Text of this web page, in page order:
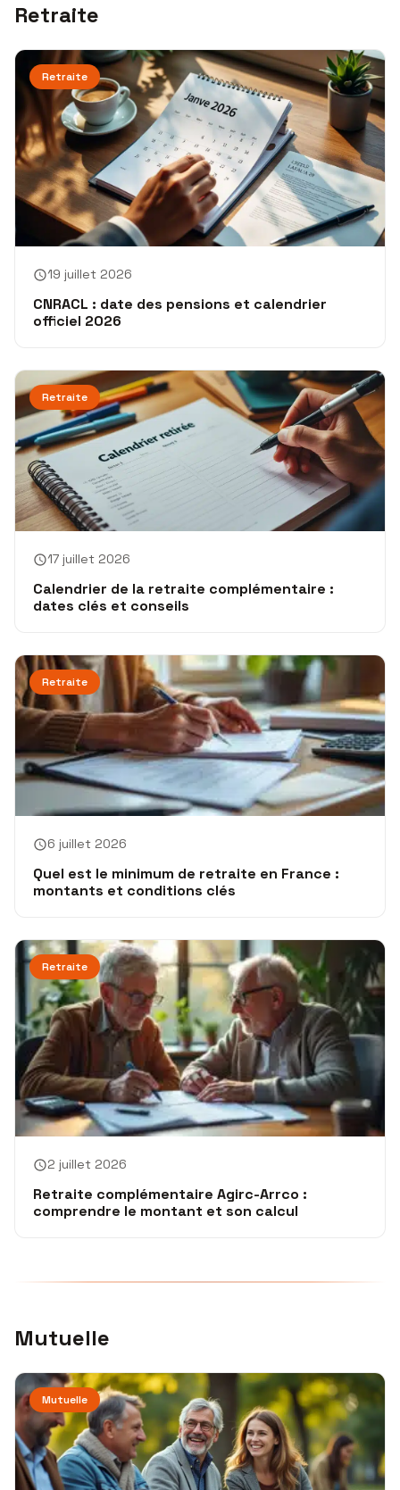
Retraite
Retraite
19 juillet 2026
CNRACL : date des pensions et calendrier
officiel 2026
Retraite
17 juillet 2026
Calendrier de la retraite complémentaire :
dates clés et conseils
Retraite
6 juillet 2026
Quel est le minimum de retraite en France :
montants et conditions clés
Retraite
2 juillet 2026
Retraite complémentaire Agirc-Arrco :
comprendre le montant et son calcul
Mutuelle
Mutuelle